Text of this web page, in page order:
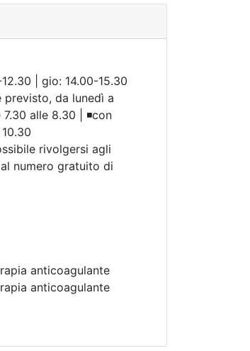
| gio: 14.00-15.30
previsto, da lunedì a
alle 8.30 | ◾con
rivolgersi agli
numero gratuito di
anticoagulante
anticoagulante